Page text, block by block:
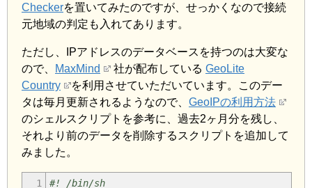
Checkerを置いてみたのですが、せっかくなので接続
元地域の判定も入れてあります。
ただし、IPアドレスのデータベースを持つのは大変な
ので、
MaxMind 社が配布している GeoLite
Country
を利用させていただいています。このデー
タは毎月更新されるようなので、 GeoIPの利用方法
のシェルスクリプトを参考に、過去2ヶ月分を残し、
それより前のデータを削除するスクリプトを追加して
みました。
1
#! /bin/sh